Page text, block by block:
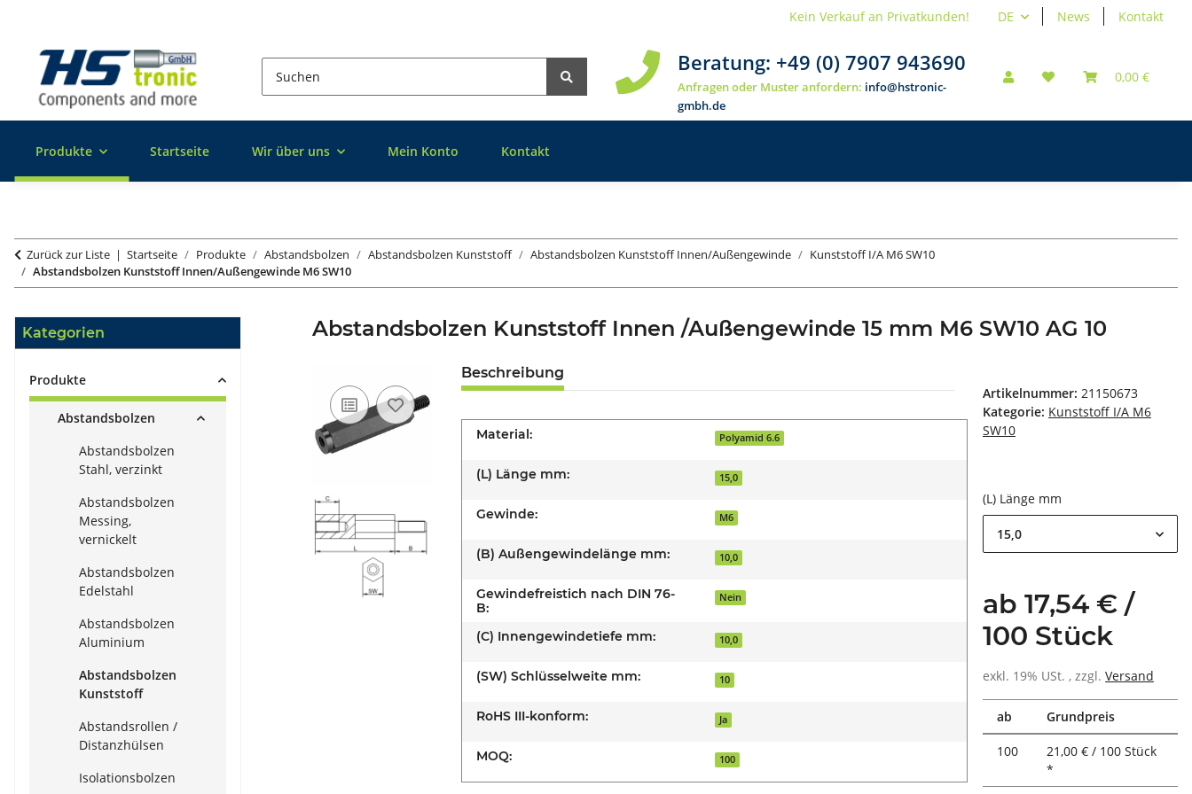
DE News Kontakt
Kein Verkauf an Privatkunden!
Beratung: +49 (0) 7907 943690
Anfragen oder Muster anfordern: info@hstronic-
gmbh.de
0,00 €
Produkte Startseite Wir über uns Mein Konto Kontakt
Zurück zur Liste Startseite Produkte Abstandsbolzen Abstandsbolzen Kunststoff Abstandsbolzen Kunststoff Innen/Außengewinde
Kunststoff I/A M6 SW10
Abstandsbolzen Kunststoff Innen/Außengewinde M6 SW10
Abstandsbolzen Kunststoff Innen /Außengewinde 15 mm M6 SW10 AG 10
Beschreibung
Material: Polyamid 6.6
(L) Länge mm: 15,0
Gewinde: M6
(B) Außengewindelänge mm: 10,0
Gewindefreistich nach DIN 76-
B:
Nein
(C) Innengewindetiefe mm: 10,0
(SW) Schlüsselweite mm: 10
RoHS III-konform: Ja
MOQ: 100
Artikelnummer: 21150673
Kategorie: Kunststoff I/A M6
SW10
(L) Länge mm
15,0
ab 17,54 € /
100 Stück
exkl. 19% USt. , zzgl. Versand
ab Grundpreis
100
21,00 € / 100 Stück
*
Kategorien
Produkte
Abstandsbolzen
Abstandsbolzen
Stahl, verzinkt
Abstandsbolzen
Messing,
vernickelt
Abstandsbolzen
Edelstahl
Abstandsbolzen
Aluminium
Abstandsbolzen
Kunststoff
Abstandsrollen /
Distanzhülsen
Isolationsbolzen